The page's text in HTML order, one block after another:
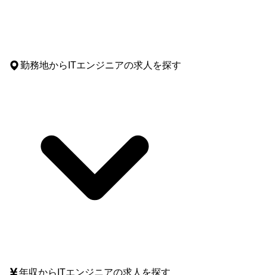
勤務地からITエンジニアの求人を探す
年収からITエンジニアの求人を探す